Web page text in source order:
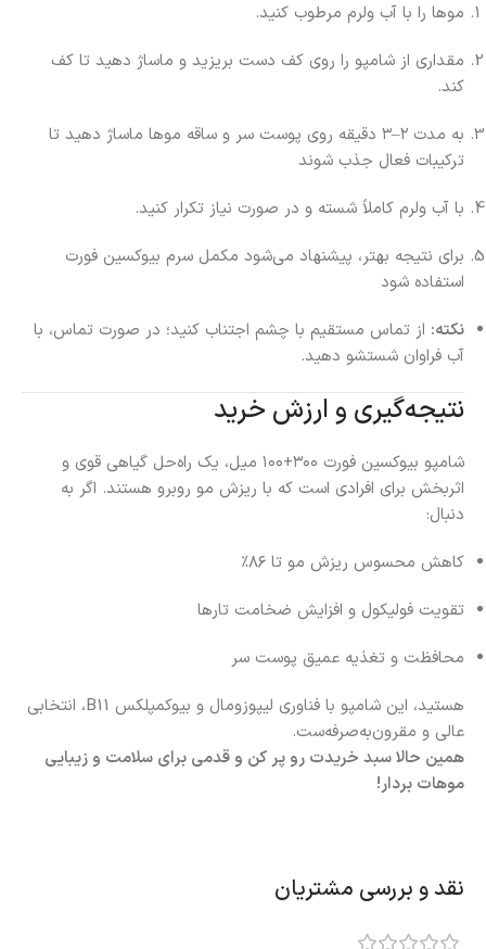
موها را با آب ولرم مرطوب کنید.
مقداری از شامپو را روی کف دست بریزید و ماساژ دهید تا کف
کند.
به مدت ۲–۳ دقیقه روی پوست سر و ساقه موها ماساژ دهید تا
ترکیبات فعال جذب شوند
با آب ولرم کاملاً شسته و در صورت نیاز تکرار کنید.
برای نتیجه بهتر، پیشنهاد می‌شود مکمل سرم بیوکسین فورت
استفاده شود
نکته: از تماس مستقیم با چشم اجتناب کنید؛ در صورت تماس، با
آب فراوان شستشو دهید.
نتیجه‌گیری و ارزش خرید
شامپو بیوکسین فورت ۳۰۰+۱۰۰ میل، یک راه‌حل گیاهی قوی و
اثربخش برای افرادی است که با ریزش مو روبرو هستند. اگر به
دنبال:
کاهش محسوس ریزش مو تا ۸۶٪
تقویت فولیکول و افزایش ضخامت تارها
محافظت و تغذیه عمیق پوست سر
هستید، این شامپو با فناوری لیپوزومال و بیوکمپلکس B11، انتخابی
عالی و مقرون‌به‌صرفه‌ست.
همین حالا سبد خریدت رو پر کن و قدمی برای سلامت و زیبایی
موهات بردار!
نقد و بررسی مشتریان